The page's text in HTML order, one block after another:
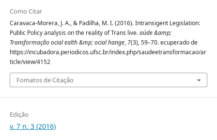
Como Citar
Caravaca-Morera, J. A., & Padilha, M. I. (2016). Intransigent Legislation:
Public Policy analysis on the reality of Trans live.aúde &amp;
Transformação ocial ealth &mp; ocial hange, 7(3), 59–70. ecuperado de
https://incubadora.periodicos.ufsc.br/index.php/saudeetransformacao/ar
ticle/view/4152
Fomatos de Citação
Edição
v. 7 n. 3 (2016)